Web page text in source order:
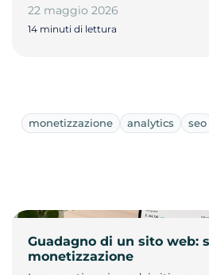
22 maggio 2026
14 minuti di lettura
monetizzazione analytics seo
Guadagno di un sito web:
monetizzazione